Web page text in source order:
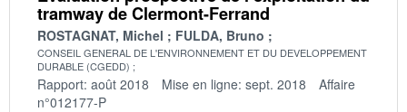
tramway de Clermont-Ferrand
ROSTAGNAT, Michel FULDA, Bruno
CONSEIL GENERAL DE L'ENVIRONNEMENT ET DU DEVELOPPEMENT
DURABLE (CGEDD)
Rapport: août 2018 Mise en ligne: sept. 2018
Affaire
n°012177-P